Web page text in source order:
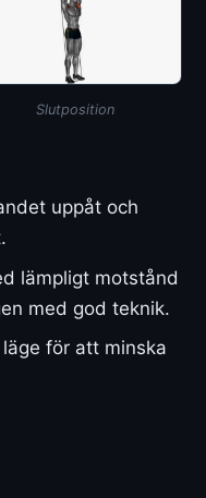
Slutposition
uppåt och
lämpligt motstånd
med god teknik.
för att minska